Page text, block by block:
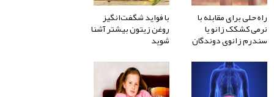
راه حلی برای مقابله با
نرمی کشکک زانو یا
سندرم زانوی دوندگان
با فواید شگفت‌انگیز
روغن زیتون بیشتر آشنا
شوید